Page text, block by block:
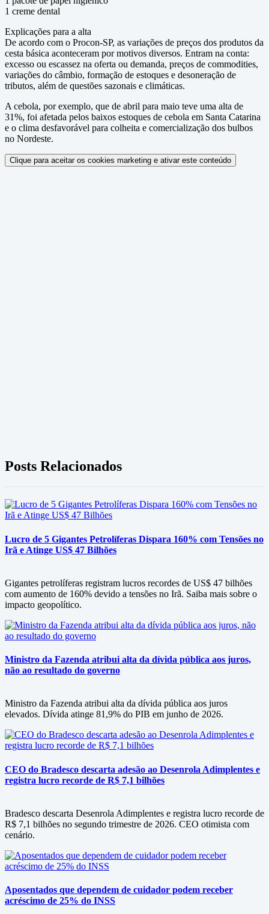
1 creme dental
Explicações para a alta
De acordo com o Procon-SP, as variações de preços dos produtos da
cesta básica aconteceram por motivos diversos. Entram na conta:
excesso ou escassez na oferta ou demanda, preços de commodities,
variações do câmbio, formação de estoques e desoneração de
tributos, além de questões sazonais e climáticas.
A cebola, por exemplo, que de abril para maio teve uma alta de
31%, foi afetada pelos baixos estoques de cebola em Santa Catarina
e o clima desfavorável para colheita e comercialização dos bulbos
no Nordeste.
Clique para aceitar os cookies marketing e ativar este conteúdo
Posts Relacionados
Lucro de 5 Gigantes Petrolíferas Dispara 160% com Tensões no
Irã e Atinge US$ 47 Bilhões
Gigantes petrolíferas registram lucros recordes de US$ 47 bilhões
com aumento de 160% devido a tensões no Irã. Saiba mais sobre o
impacto geopolítico.
Ministro da Fazenda atribui alta da dívida pública aos juros,
não ao resultado do governo
Ministro da Fazenda atribui alta da dívida pública aos juros
elevados. Dívida atinge 81,9% do PIB em junho de 2026.
CEO do Bradesco descarta adesão ao Desenrola Adimplentes e
registra lucro recorde de R$ 7,1 bilhões
Bradesco descarta Desenrola Adimplentes e registra lucro recorde de
R$ 7,1 bilhões no segundo trimestre de 2026. CEO otimista com
cenário.
Aposentados que dependem de cuidador podem receber
acréscimo de 25% do INSS